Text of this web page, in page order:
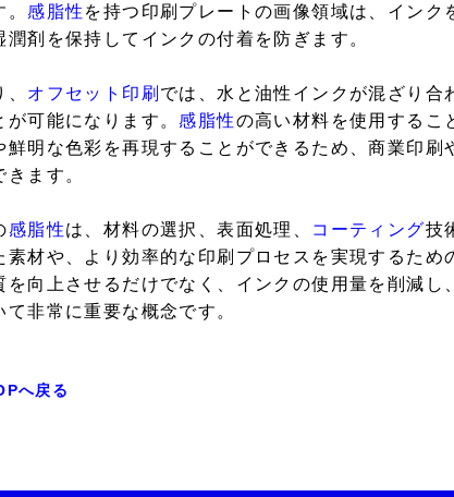
。感脂性 を持つ印刷プレートの画像領域は、イン
潤剤を保持してインクの付着を防ぎます。
オフセット印刷 では、水と油性インクが混ざり合
が可能になります。感脂性の高い材料を使用するこ
鮮明な色彩を再現することができるため、商業印刷
ます。
感脂性は、材料の選択、表面処理、 コーティング技
素材や、より効率的な印刷プロセスを実現するた
を向上させるだけでなく、インクの使用量を削減し
非常に重要な概念です。
へ戻る